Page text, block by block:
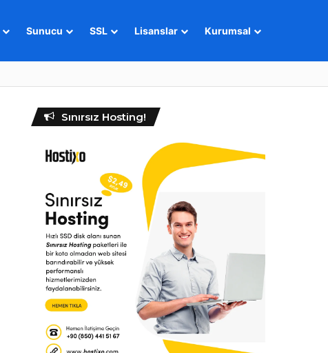
Sunucu SSL Lisanslar Kurumsal
Sınırsız Hosting!